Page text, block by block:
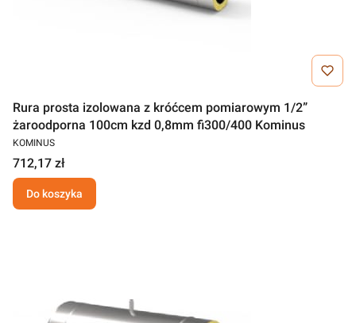
Rura prosta izolowana z króćcem pomiarowym 1/2”
żaroodporna 100cm kzd 0,8mm fi300/400 Kominus
KOMINUS
712,17 zł
Do koszyka